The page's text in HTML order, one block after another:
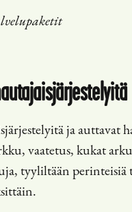
ja auttavat
vaatetus, kukat
tyyliltään